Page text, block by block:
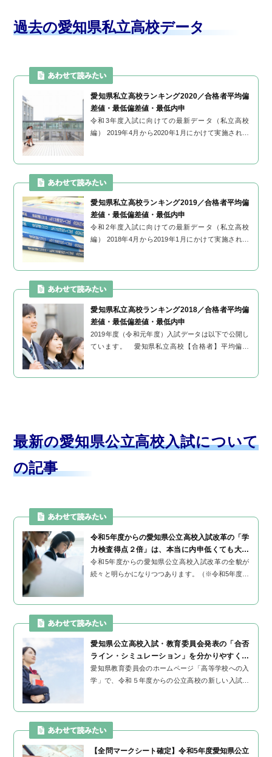
過去の愛知県私立高校データ
愛知県私立高校ランキング2020／合格者平均偏
差値・最低偏差値・最低内申
令和3年度入試に向けての最新データ（私立高校
編） 2019年4月から2020年1月にかけて実施された
愛知県私立高校ランキング2019／合格者平均偏
差値・最低偏差値・最低内申
令和2年度入試に向けての最新データ（私立高校
編） 2018年4月から2019年1月にかけて実施された
愛知県私立高校ランキング2018／合格者平均偏
差値・最低偏差値・最低内申
2019年度（令和元年度）入試データは以下で公開し
ています。 愛知県私立高校【合格者】平均偏差
最新の愛知県公立高校入試について
の記事
令和5年度からの愛知県公立高校入試改革の「学
力検査得点２倍」は、本当に内申低くても大丈
夫？
令和5年度からの愛知県公立高校入試改革の全貌が
続々と明らかになりつつあります。（※令和5年度入
愛知県公立高校入試・教育委員会発表の「合否
ライン・シミュレーション」を分かりやすく図
解
愛知県教育委員会のホームページ「高等学校への入
学」で、令和５年度からの公立高校の新しい入試制
【全問マークシート確定】令和5年度愛知県公立